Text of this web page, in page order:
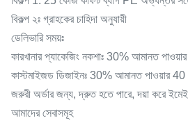
বিকল্প ২ঃ গ্রাহকের চাহিদা অনুযায়ী
ডেলিভারি সময়ঃ
কারখানার প্যাকেজিং নকশাঃ 30% আমানত
কাস্টমাইজড ডিজাইনঃ 30% আমানত পাওয়ার 40
জরুরী অর্ডার জন্য, দ্রুত হতে পারে, দয়া করে
আমাদের সেবাসমূহ